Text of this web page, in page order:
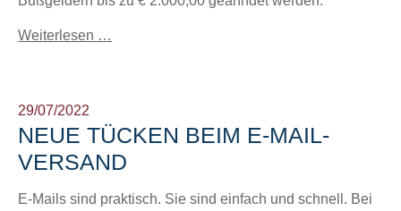
Weiterlesen …
29/07/2022
NEUE TÜCKEN BEIM E-MAIL-
VERSAND
E-Mails sind praktisch. Sie sind einfach und schnell. Bei